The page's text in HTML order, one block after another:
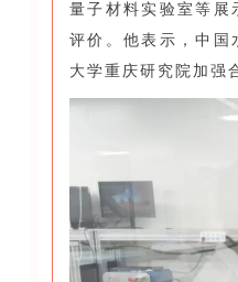
量子材料实验室等展
评价。他表示，中国
大学重庆研究院加强